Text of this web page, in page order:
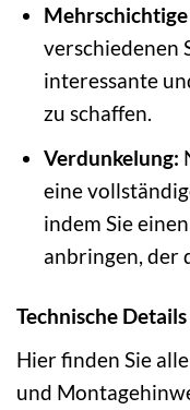
verschiedenen
interessante
zu schaffen.
Verdunkelung:
eine
indem Sie
anbringen, der
Technische
Hier finden Sie
und